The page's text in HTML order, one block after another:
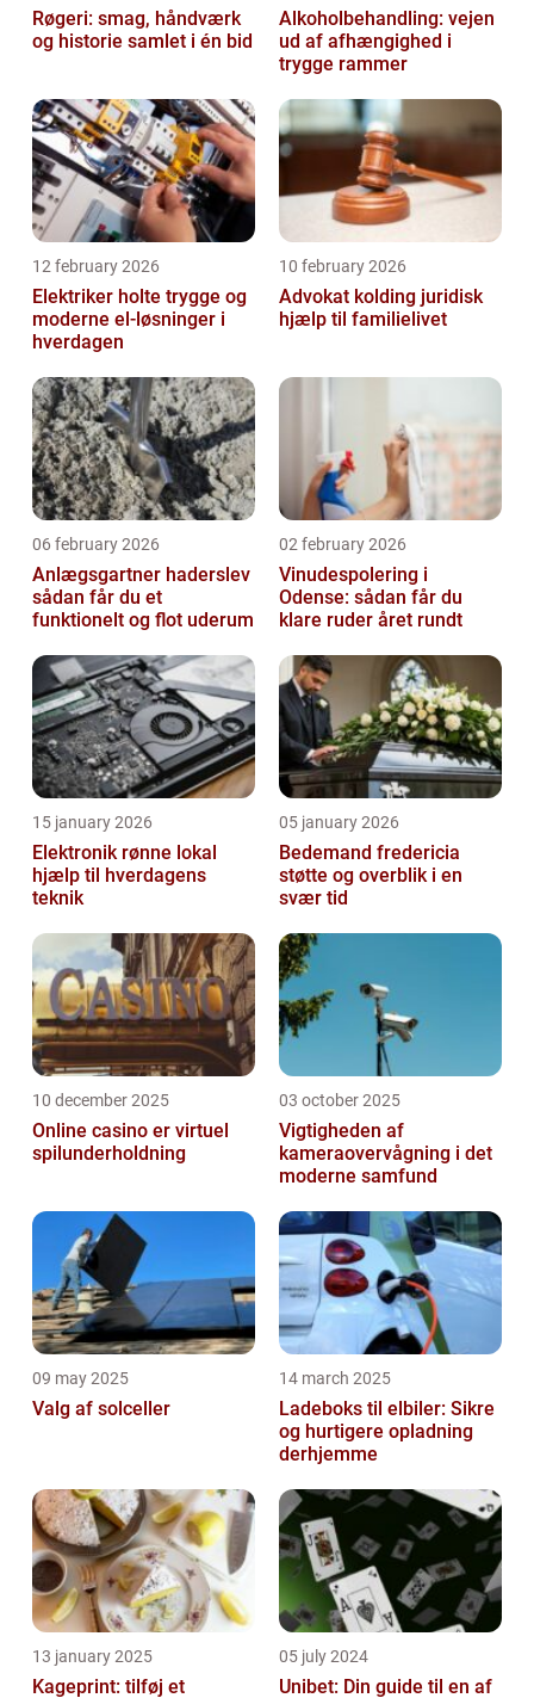
Røgeri: smag, håndværk
og historie samlet i én bid
Alkoholbehandling: vejen
ud af afhængighed i
trygge rammer
12 february 2026
Elektriker holte trygge og
moderne el-løsninger i
hverdagen
10 february 2026
Advokat kolding juridisk
hjælp til familielivet
06 february 2026
Anlægsgartner haderslev
sådan får du et
funktionelt og flot uderum
02 february 2026
Vinudespolering i
Odense: sådan får du
klare ruder året rundt
15 january 2026
Elektronik rønne lokal
hjælp til hverdagens
teknik
05 january 2026
Bedemand fredericia
støtte og overblik i en
svær tid
10 december 2025
Online casino er virtuel
spilunderholdning
03 october 2025
Vigtigheden af
kameraovervågning i det
moderne samfund
09 may 2025
Valg af solceller
14 march 2025
Ladeboks til elbiler: Sikre
og hurtigere opladning
derhjemme
13 january 2025
Kageprint: tilføj et
05 july 2024
Unibet: Din guide til en af